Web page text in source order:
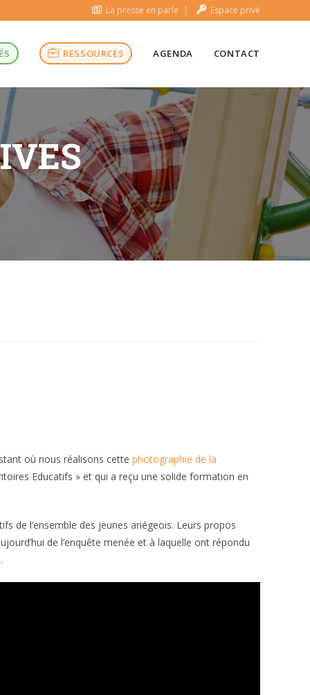
La presse en parle Espace privé
RESSOURCES AGENDA CONTACT
où nous réalisons cette photographie de la
Educatifs » et qui a reçu une solide formation en
de l’ensemble des jeunes ariégeois. Leurs propos
de l’enquête menée et à laquelle ont répondu